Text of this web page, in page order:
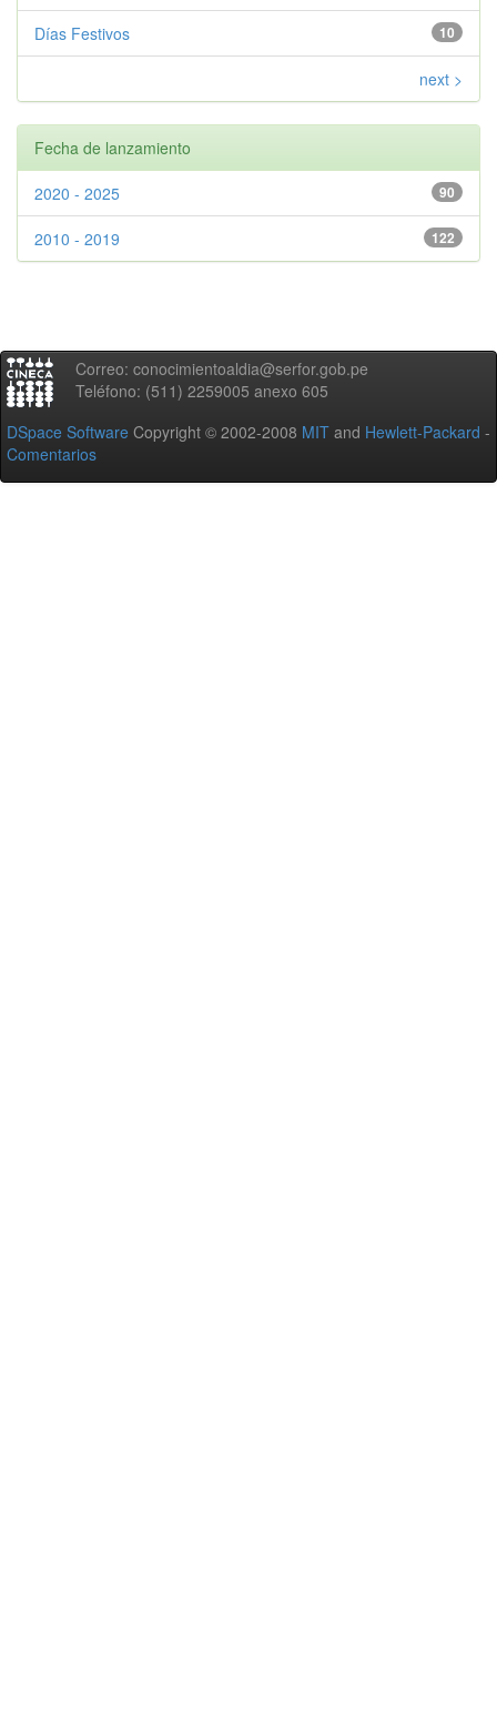
10
Días Festivos
next >
Fecha de lanzamiento
90
2020 - 2025
122
2010 - 2019
Correo: conocimientoaldia@serfor.gob.pe
Teléfono: (511) 2259005 anexo 605
DSpace Software Copyright © 2002-2008 MIT and Hewlett-Packard -
Comentarios